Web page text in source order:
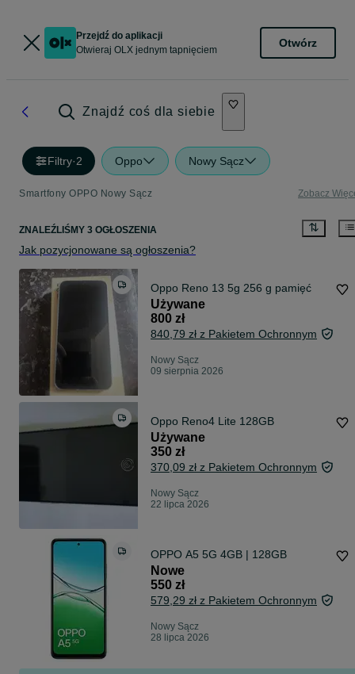
Przejdź do aplikacji
Otwieraj OLX jednym tapnięciem
Otwórz
Znajdź coś dla siebie
Filtry·2 Oppo Nowy Sącz
Smartfony OPPO Nowy Sącz Zobacz
ZNALEŹLIŚMY 3 OGŁOSZENIA
Jak pozycjonowane są ogłoszenia?
Oppo Reno 13 5g 256 g pamięć
Używane
800 zł
840,79 zł z Pakietem Ochronnym
Nowy Sącz
09 sierpnia 2026
Oppo Reno4 Lite 128GB
Używane
350 zł
370,09 zł z Pakietem Ochronnym
Nowy Sącz
22 lipca 2026
OPPO A5 5G 4GB | 128GB
Nowe
550 zł
579,29 zł z Pakietem Ochronnym
Nowy Sącz
28 lipca 2026